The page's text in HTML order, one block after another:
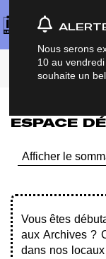
Nous serons
10 au
souhaite un bel
Accueil Préparer
Espace débutants
ESPACE
Afficher le
Vous êtes
aux Archives ?
dans nos